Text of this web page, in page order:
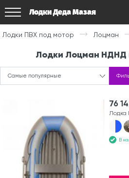
Лодки Деда Мазая
Лодки ПВХ под мотор Лоцман
Лодки Лоцман НДНД
Самые популярные
76
Лодка
В